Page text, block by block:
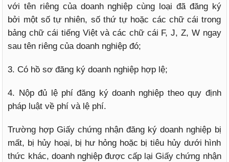
với tên riêng của doanh nghiệp cùng loại đã đăng ký
bởi một số tự nhiên, số thứ tự hoặc các chữ cái trong
bảng chữ cái tiếng Việt và các chữ cái F, J, Z, W ngay
sau tên riêng của doanh nghiệp đó;
3. Có hồ sơ đăng ký doanh nghiệp hợp lệ;
4. Nộp đủ lệ phí đăng ký doanh nghiệp theo quy định
pháp luật về phí và lệ phí.
Trường hợp Giấy chứng nhận đăng ký doanh nghiệp bị
mất, bị hủy hoại, bị hư hỏng hoặc bị tiêu hủy dưới hình
thức khác, doanh nghiệp được cấp lại Giấy chứng nhận